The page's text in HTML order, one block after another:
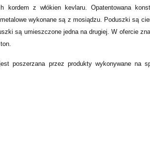
kordem z włókien kevlaru. Opatentowana
wykonane są z mosiądzu. Poduszki są
są umieszczone jedna na drugiej. W ofercie
poszerzana przez produkty wykonywane na